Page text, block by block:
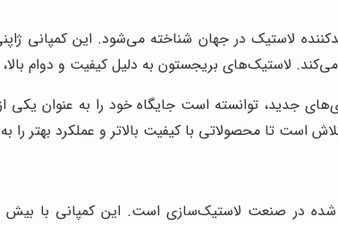
لاستیک‌های بریجستون به دلیل کیفیت و دوام
جدید، توانسته است جایگاه خود را به عنوان
است تا محصولاتی با کیفیت بالاتر و عملکرد بهتر را به
شده در صنعت لاستیک‌سازی است. این کمپانی با بیش